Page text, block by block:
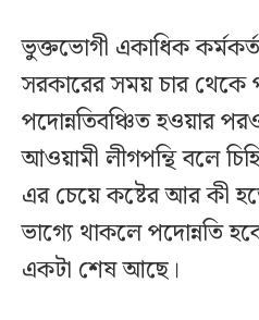
ভুক্তভোগী একাধিক
সরকারের সময় চার থেকে
পদোন্নতিবঞ্চিত হওয়ার
আওয়ামী লীগপন্থি বলে
এর চেয়ে কষ্টের আর কী
ভাগ্যে থাকলে পদোন্নতি
একটা শেষ আছে।